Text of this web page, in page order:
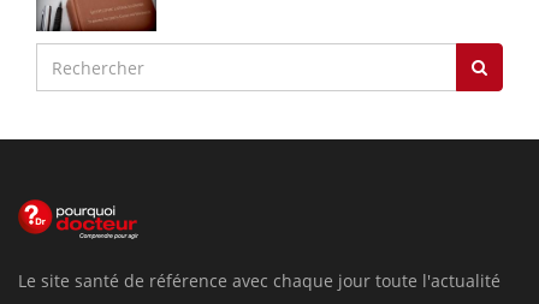
Le site santé de référence avec chaque jour toute l'actualité